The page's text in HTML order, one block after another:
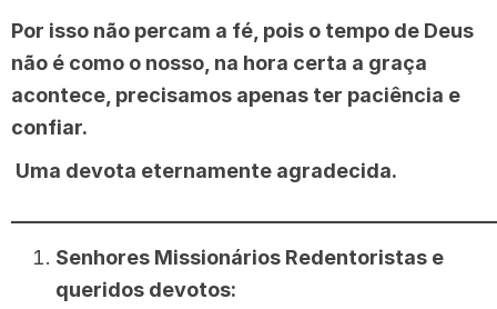
Por isso não percam a fé, pois o tempo de Deus
não é como o nosso, na hora certa a graça
acontece, precisamos apenas ter paciência e
confiar.
Uma devota eternamente agradecida.
Senhores Missionários Redentoristas e
queridos devotos: